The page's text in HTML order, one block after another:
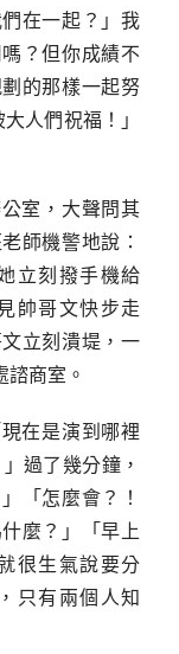
在一起？」我
？但你成績不
的那樣一起努
人們祝福！」
室，大聲問其
師機警地說：
立刻撥手機給
帥哥文快步走
立刻潰堤，一
商室。
在是演到哪裡
過了幾分鐘，
「怎麼會？！
麼？」「早上
很生氣說要分
只有兩個人知